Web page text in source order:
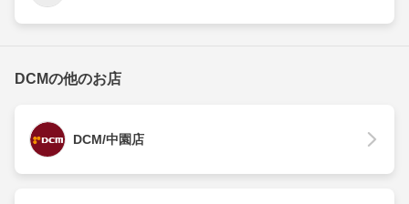
DCMの他のお店
DCM/中園店